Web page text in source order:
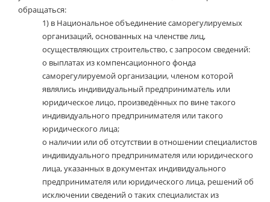
обращаться:
1) в Национальное объединение саморегулируемых
организаций, основанных на членстве лиц,
осуществляющих строительство, с запросом сведений:
о выплатах из компенсационного фонда
саморегулируемой организации, членом которой
являлись индивидуальный предприниматель или
юридическое лицо, произведённых по вине такого
индивидуального предпринимателя или такого
юридического лица;
о наличии или об отсутствии в отношении специалистов
индивидуального предпринимателя или юридического
лица, указанных в документах индивидуального
предпринимателя или юридического лица, решений об
исключении сведений о таких специалистах из